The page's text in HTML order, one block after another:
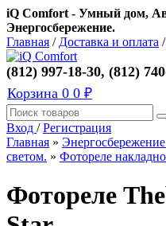
iQ Comfort - Умный дом,
Энергосбережение.
Главная / Доставка и оплата /
(812) 997-18-30, (812)
Корзина 0 0 ₽
Вход /Регистрация
Главная »
светом. » Фотореле
Фотореле